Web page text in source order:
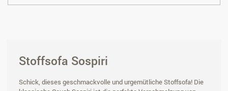
Stoffsofa Sospiri
Schick, dieses geschmackvolle und urgemütliche Stoffsofa! Die